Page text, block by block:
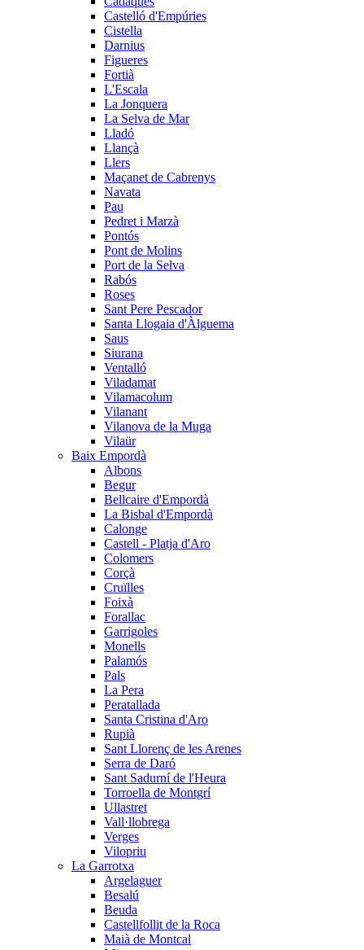
Castelló d'Empúries
Cistella
Darnius
Figueres
Fortià
L'Escala
La Jonquera
La Selva de Mar
Lladó
Llançà
Llers
Maçanet de Cabrenys
Navata
Pau
Pedret i Marzà
Pontós
Pont de Molins
Port de la Selva
Rabós
Roses
Sant Pere Pescador
Santa Llogaia d'Àlguema
Saus
Siurana
Ventalló
Viladamat
Vilamacolum
Vilanant
Vilanova de la Muga
Vilaür
Baix Empordà
Albons
Begur
Bellcaire d'Empordà
La Bisbal d'Empordà
Calonge
Castell - Platja d'Aro
Colomers
Corçà
Cruïlles
Foixà
Forallac
Garrigoles
Monells
Palamós
Pals
La Pera
Peratallada
Santa Cristina d'Aro
Rupià
Sant Llorenç de les Arenes
Serra de Daró
Sant Sadurní de l'Heura
Torroella de Montgrí
Ullastret
Vall·llobrega
Verges
Vilopriu
La Garrotxa
Argelaguer
Besalú
Beuda
Castellfollit de la Roca
Maià de Montcal